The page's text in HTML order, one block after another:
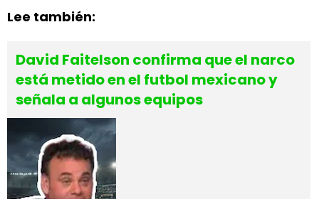
Lee también:
David Faitelson confirma que el narco
está metido en el futbol mexicano y
señala a algunos equipos